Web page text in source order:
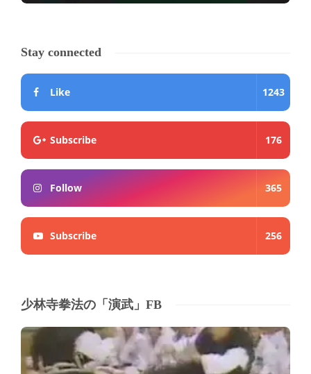
Stay connected
Like 1243
Subscribe 176
Follow 365
Subscribe 256
少林寺拳法の「演武」FB